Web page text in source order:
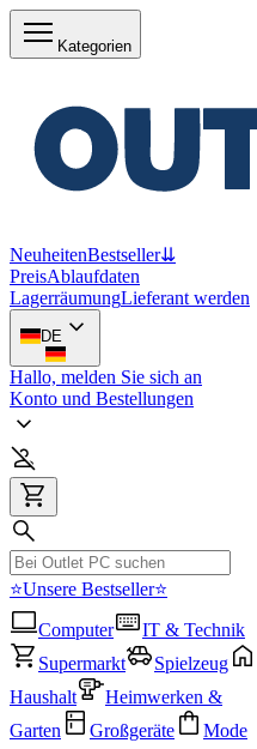
Kategorien
NeuheitenBestseller⇊
PreisAblaufdaten
LagerräumungLieferant werden
DE
Hallo, melden Sie sich an
Konto und Bestellungen
⭐Unsere Bestseller⭐
Computer
IT & Technik
Supermarkt
Spielzeug
Haushalt
Heimwerken &
Garten
Großgeräte Mode